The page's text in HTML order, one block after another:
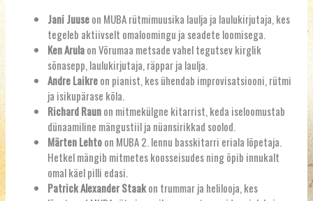
Jani Juuseon MUBA rütmimuusika laulja ja laulukirjutaja, kes
tegeleb aktiivselt omaloomingu ja seadete loomisega.
Ken Arulaon Võrumaa metsade vahel tegutsev kirglik
sõnasepp, laulukirjutaja, räppar ja laulja.
Andre Laikreon pianist, kes ühendab improvisatsiooni, rütmi
ja isikupärase kõla.
Richard Raunon mitmekülgne kitarrist, keda iseloomustab
dünaamiline mängustiil ja nüansirikkad soolod.
Märten Lehtoon MUBA 2. lennu basskitarri eriala lõpetaja.
Hetkel mängib mitmetes koosseisudes ning õpib innukalt
omal käel pilli edasi.
Patrick Alexander Staakon trummar ja helilooja, kes